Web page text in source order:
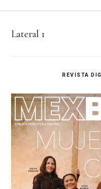
Lateral 1
REVISTA